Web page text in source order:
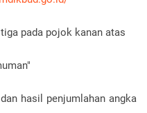
pada pojok kanan atas
hasil penjumlahan angka